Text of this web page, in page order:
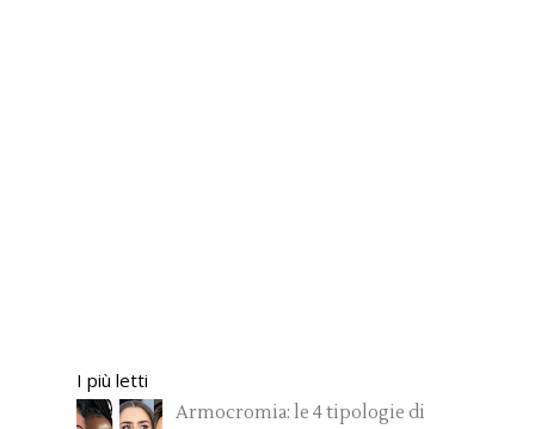
I più letti
Armocromia: le 4 tipologie di